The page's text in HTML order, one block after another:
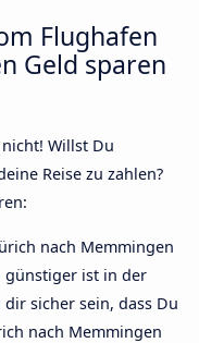
Flughafen
Geld sparen
Willst Du
Reise zu zahlen?
nach Memmingen
günstiger ist in der
sicher sein, dass Du
nach Memmingen